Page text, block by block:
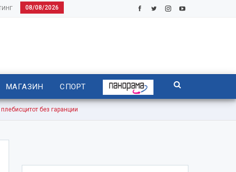
08/08/2026
МАГАЗИН СПОРТ
без гаранции